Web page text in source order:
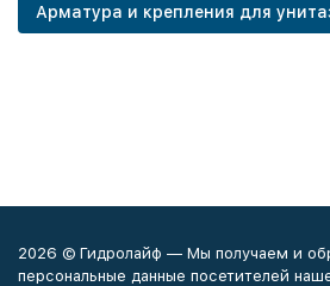
Арматура и крепления для
2026 © Гидролайф — Мы получаем и
персональные данные посетителей